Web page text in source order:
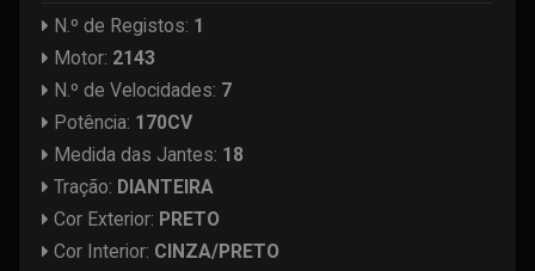
N.º de Registos: 1
Motor: 2143
N.º de Velocidades: 7
Potência: 170CV
Medida das Jantes: 18
Tração: DIANTEIRA
Cor Exterior: PRETO
Cor Interior: CINZA/PRETO